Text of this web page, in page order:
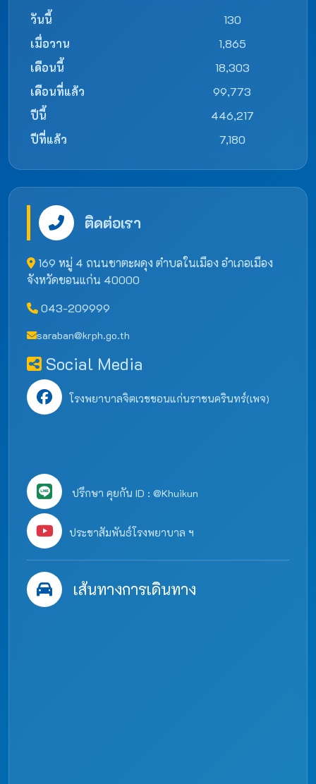
วันนี้
130
เมื่อวาน
1,865
เดือนนี้
18,303
เดือนที่แล้ว
99,773
ปีนี้
446,217
ปีที่แล้ว
7,180
ติดต่อเรา
169 หมู่ 4 ถนนชาตะผดุง ตำบลในเมือง อำเภอเมือง
จังหวัดขอนแก่น 40000
043-209999
saraban@krph.go.th
Social Media
โรงพยาบาลจิตเวชขอนแก่นราชนครินทร์(เพจ)
ปรึกษา คุยกัน ID : @Khuikun
ประชาสัมพันธ์โรงพยาบาล ฯ
เส้นทางการเดินทาง